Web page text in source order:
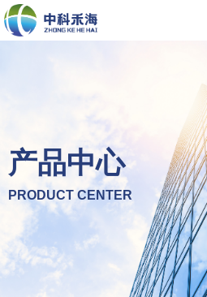
产品中心
PRODUCT CENTER